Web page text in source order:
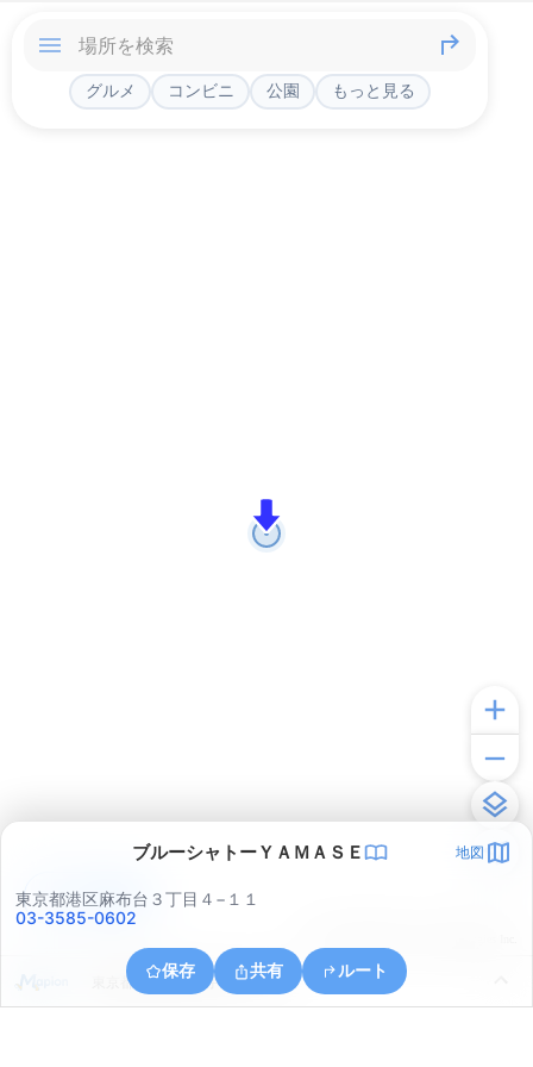
グルメ コンビニ 公園 もっと見る
ブルーシャトーＹＡＭＡＳＥ 地図
東京都港区麻布台３丁目４−１１
03-3585-0602
保存 共有 ルート
東京都千代田区大手町２丁目３
アプリで見る